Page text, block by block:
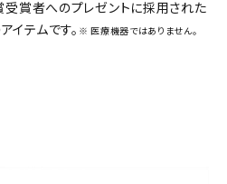
受賞者へのプレゼントに採用された
イテムです。 ※ 医療機器ではありません。